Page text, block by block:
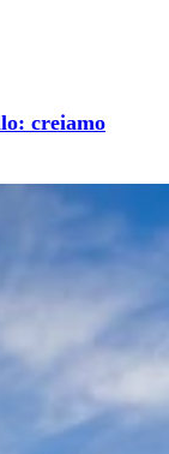
creiamo